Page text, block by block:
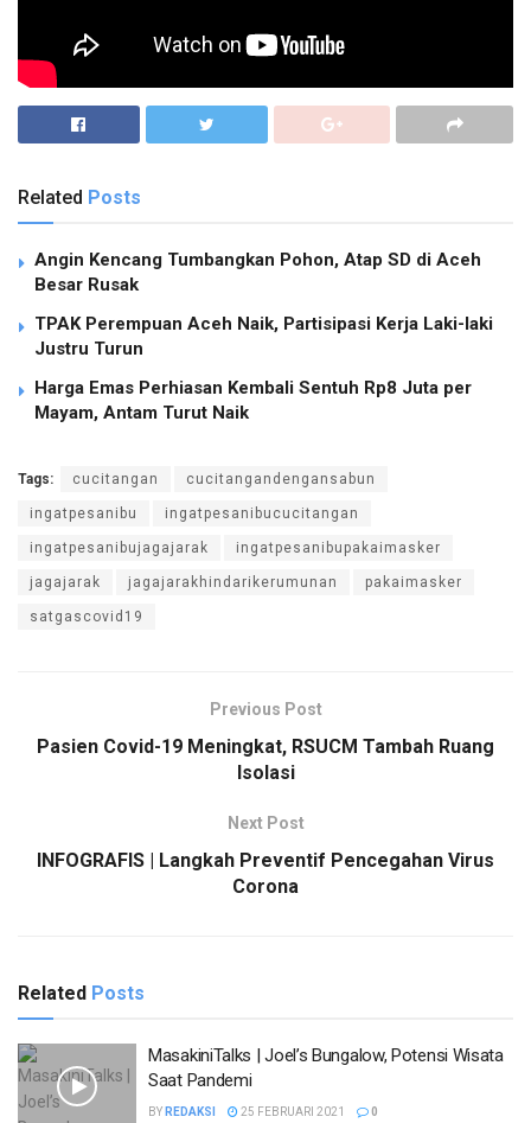
Related Posts
Angin Kencang Tumbangkan Pohon, Atap SD di Aceh
Besar Rusak
TPAK Perempuan Aceh Naik, Partisipasi Kerja Laki-laki
Justru Turun
Harga Emas Perhiasan Kembali Sentuh Rp8 Juta per
Mayam, Antam Turut Naik
Tags: cucitangan cucitangandengansabun
ingatpesanibu ingatpesanibucucitangan
ingatpesanibujagajarak ingatpesanibupakaimasker
jagajarak jagajarakhindarikerumunan pakaimasker
satgascovid19
Previous Post
Pasien Covid-19 Meningkat, RSUCM Tambah Ruang
Isolasi
Next Post
INFOGRAFIS | Langkah Preventif Pencegahan Virus
Corona
Related Posts
MasakiniTalks | Joel’s Bungalow, Potensi Wisata
Saat Pandemi
BY REDAKSI 25 FEBRUARI 2021 0